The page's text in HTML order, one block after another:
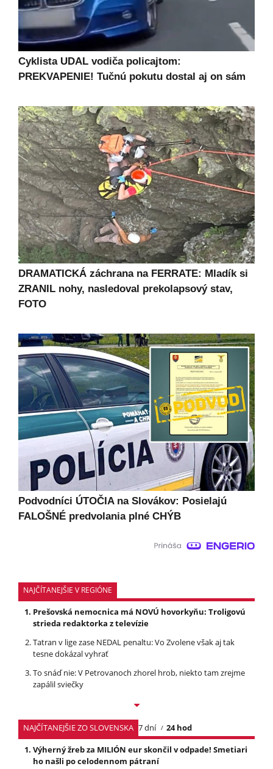
Cyklista UDAL vodiča policajtom:
PREKVAPENIE! Tučnú pokutu dostal aj on sám
DRAMATICKÁ záchrana na FERRATE: Mladík si
ZRANIL nohy, nasledoval prekolapsový stav,
FOTO
Podvodníci ÚTOČIA na Slovákov: Posielajú
FALOŠNÉ predvolania plné CHÝB
NAJČÍTANEJŠIE V REGIÓNE
Prešovská nemocnica má NOVÚ hovorkyňu: Troligovú
strieda redaktorka z televízie
Tatran v lige zase NEDAL penaltu: Vo Zvolene však aj tak
tesne dokázal vyhrať
To snáď nie: V Petrovanoch zhorel hrob, niekto tam zrejme
zapálil sviečky
NAJČÍTANEJŠIE ZO SLOVENSKA 7 dní
24 hod
Výherný žreb za MILIÓN eur skončil v odpade! Smetiari
ho našli po celodennom pátraní